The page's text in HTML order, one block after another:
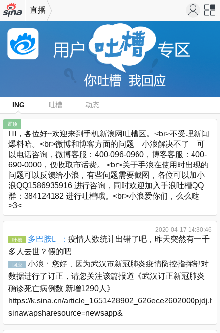
机新浪
直播
ING 吐槽 动态
置顶
HI，各位好~欢迎来到手机新浪网吐槽区。<br>不受理新闻
爆料哈。<br>微博和博客方面的问题，小浪解决不了，可
以电话咨询，微博客服：400-096-0960，博客客服：400-
690-0000，仅收取市话费。 <br>关于手浪在使用时出现的
问题可以反馈给小浪，有些问题需要截图，各位可以加小
浪QQ1586935916 进行咨询，同时欢迎加入手浪吐槽QQ
群：384124182 进行吐槽哦。<br>小浪爱你们，么么哒
>3<
2020-04-17 14:30:46
吐槽 多巴胺L_： 疫情人数统计出错了吧，昨天突然有一千
多人去世？假的吧
回应 小浪： 您好，因为武汉市新冠肺炎疫情防控指挥部对
数据进行了订正，请您关注该篇报道《武汉订正新冠肺炎
确诊死亡病例数 新增1290人》
https://k.sina.cn/
sinawapsharesource=newsapp&